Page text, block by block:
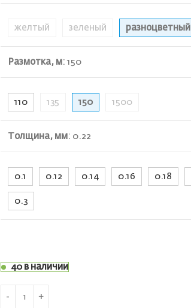
желтый зеленый разноцветный
Размотка, м: 150
110 135 150 1500
Толщина, мм: 0.22
0.1 0.12 0.14 0.16 0.18
0.3
40 в наличии